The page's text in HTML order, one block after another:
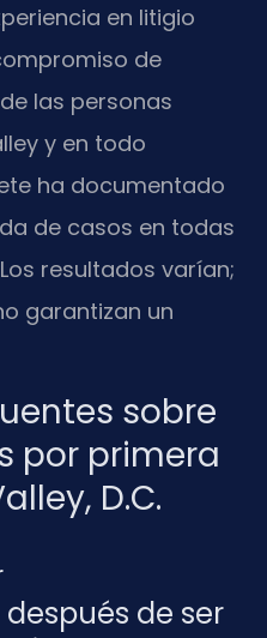
en litigio
de
las personas
y en todo
ha documentado
de casos en todas
resultados varían;
garantizan un
sobre
por primera
D.C.
de ser